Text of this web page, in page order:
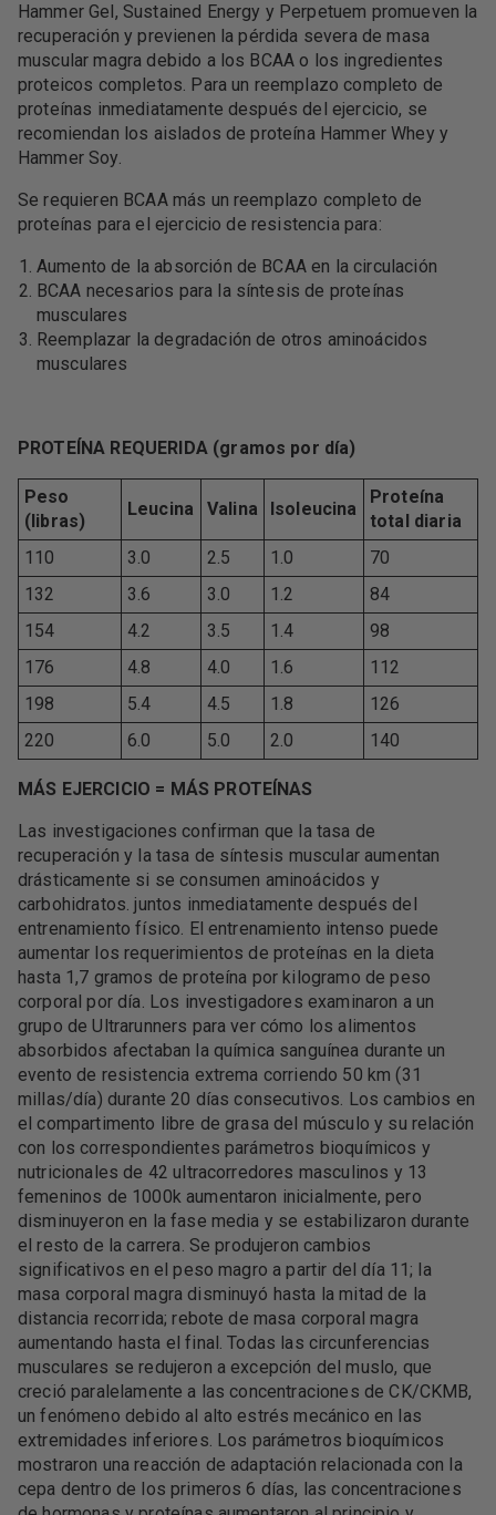
Hammer Gel, Sustained Energy y Perpetuem promueven la
recuperación y previenen la pérdida severa de masa
muscular magra debido a los BCAA o los ingredientes
proteicos completos. Para un reemplazo completo de
proteínas inmediatamente después del ejercicio, se
recomiendan los aislados de proteína Hammer Whey y
Hammer Soy.
Se requieren BCAA más un reemplazo completo de
proteínas para el ejercicio de resistencia para:
Aumento de la absorción de BCAA en la circulación
BCAA necesarios para la síntesis de proteínas
musculares
Reemplazar la degradación de otros aminoácidos
musculares
PROTEÍNA REQUERIDA (gramos por día)
Peso
(libras)
Leucina Valina Isoleucina
Proteína
total diaria
110
3.0 2.5 1.0
70
132
3.6 3.0 1.2
84
154
4.2 3.5 1.4
98
176
4.8 4.0 1.6
112
198
5.4 4.5 1.8
126
220
6.0 5.0 2.0 140
MÁS EJERCICIO = MÁS PROTEÍNAS
Las investigaciones confirman que la tasa de
recuperación y la tasa de síntesis muscular aumentan
drásticamente si se consumen aminoácidos y
carbohidratos. juntos inmediatamente después del
entrenamiento físico. El entrenamiento intenso puede
aumentar los requerimientos de proteínas en la dieta
hasta 1,7 gramos de proteína por kilogramo de peso
corporal por día. Los investigadores examinaron a un
grupo de Ultrarunners para ver cómo los alimentos
absorbidos afectaban la química sanguínea durante un
evento de resistencia extrema corriendo 50 km (31
millas/día) durante 20 días consecutivos. Los cambios en
el compartimento libre de grasa del músculo y su relación
con los correspondientes parámetros bioquímicos y
nutricionales de 42 ultracorredores masculinos y 13
femeninos de 1000k aumentaron inicialmente, pero
disminuyeron en la fase media y se estabilizaron durante
el resto de la carrera. Se produjeron cambios
significativos en el peso magro a partir del día 11; la
masa corporal magra disminuyó hasta la mitad de la
distancia recorrida; rebote de masa corporal magra
aumentando hasta el final. Todas las circunferencias
musculares se redujeron a excepción del muslo, que
creció paralelamente a las concentraciones de CK/CKMB,
un fenómeno debido al alto estrés mecánico en las
extremidades inferiores. Los parámetros bioquímicos
mostraron una reacción de adaptación relacionada con la
cepa dentro de los primeros 6 días, las concentraciones